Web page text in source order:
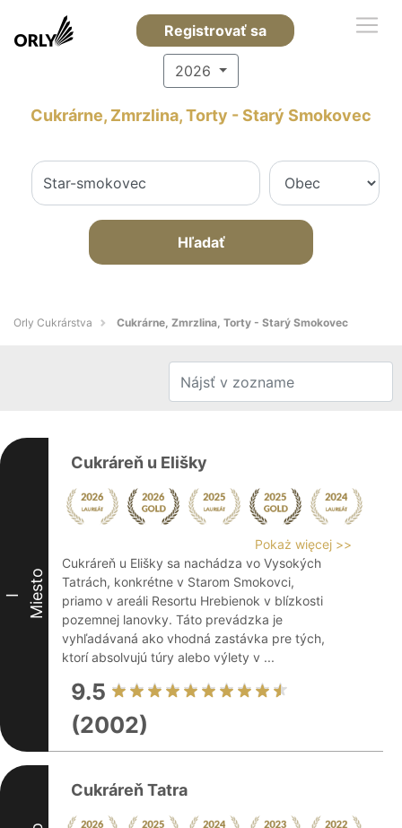
Registrovať sa
2026
Cukrárne, Zmrzlina, Torty - Starý Smokovec
Hľadať
Orly Cukrárstva Cukrárne, Zmrzlina, Torty - Starý Smokovec
I Miesto
Cukráreň u Elišky
Pokaż więcej >>
Cukráreň u Elišky sa nachádza vo Vysokých
Tatrách, konkrétne v Starom Smokovci,
priamo v areáli Resortu Hrebienok v blízkosti
pozemnej lanovky. Táto prevádzka je
vyhľadávaná ako vhodná zastávka pre tých,
ktorí absolvujú túry alebo výlety v ...
9.5
(2002)
Cukráreň Tatra